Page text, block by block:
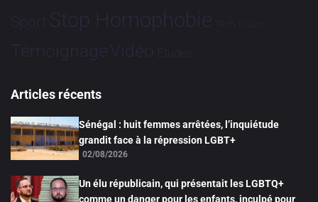
Sport Stop Homophobie Tech Tribune
TémoignageVidéo Études
Articles récents
Sénégal : huit femmes arrêtées, l’inquiétude
grandit face à la répression LGBT+
02/08/2026
Un élu républicain, qui présentait les LGBTQ+
comme un danger pour les enfants, inculpé pour